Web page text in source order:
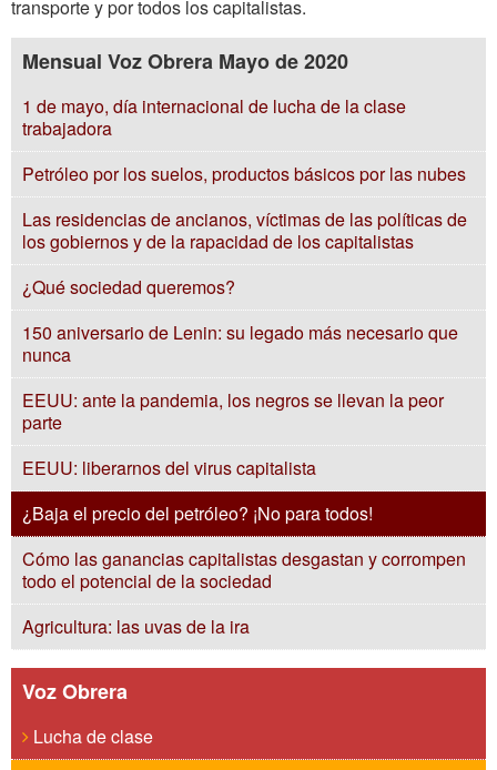
transporte y por todos los capitalistas.
Mensual Voz Obrera Mayo de 2020
1 de mayo, día internacional de lucha de la clase
trabajadora
Petróleo por los suelos, productos básicos por las nubes
Las residencias de ancianos, víctimas de las políticas de
los gobiernos y de la rapacidad de los capitalistas
¿Qué sociedad queremos?
150 aniversario de Lenin: su legado más necesario que
nunca
EEUU: ante la pandemia, los negros se llevan la peor
parte
EEUU: liberarnos del virus capitalista
¿Baja el precio del petróleo? ¡No para todos!
Cómo las ganancias capitalistas desgastan y corrompen
todo el potencial de la sociedad
Agricultura: las uvas de la ira
Voz Obrera
Lucha de clase